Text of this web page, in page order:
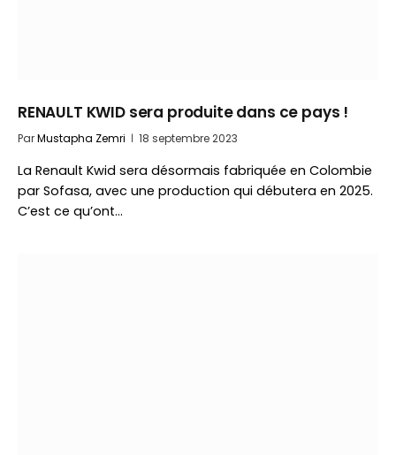
RENAULT KWID sera produite dans ce pays !
ParMustapha Zemri 18 septembre 2023
La Renault Kwid sera désormais fabriquée en Colombie
par Sofasa, avec une production qui débutera en 2025.
C’est ce qu’ont…